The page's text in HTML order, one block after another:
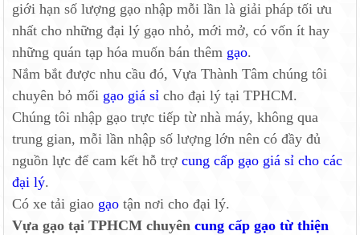
giới hạn số lượng gạo nhập mỗi lần là giải pháp tối ưu
nhất cho những đại lý gạo nhỏ, mới mở, có vốn ít hay
những quán tạp hóa muốn bán thêm gạo.
Nắm bắt được nhu cầu đó, Vựa Thành Tâm chúng tôi
chuyên bỏ mối gạo giá sỉ cho đại lý tại TPHCM.
Chúng tôi nhập gạo trực tiếp từ nhà máy, không qua
trung gian, mỗi lần nhập số lượng lớn nên có đầy đủ
nguồn lực để cam kết hỗ trợcung cấp gạo giá sỉ cho các
đại lý.
Có xe tải giao gạo tận nơi cho đại lý.
Vựa gạo tại TPHCM chuyêncung cấp gạo từ thiện